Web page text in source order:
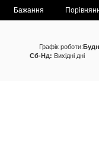
Бажання
Графік роботи:
Сб-Нд: Вихідні дні